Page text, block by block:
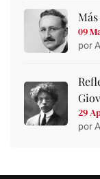
09
por
29
por